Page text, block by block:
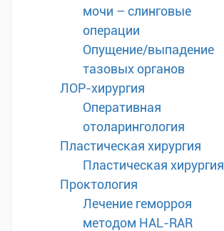
мочи – слинговые
операции
Опущение/выпадение
тазовых органов
ЛОР-хирургия
Оперативная
отоларингология
Пластическая хирургия
Пластическая хирургия
Проктология
Лечение геморроя
методом HAL-RAR